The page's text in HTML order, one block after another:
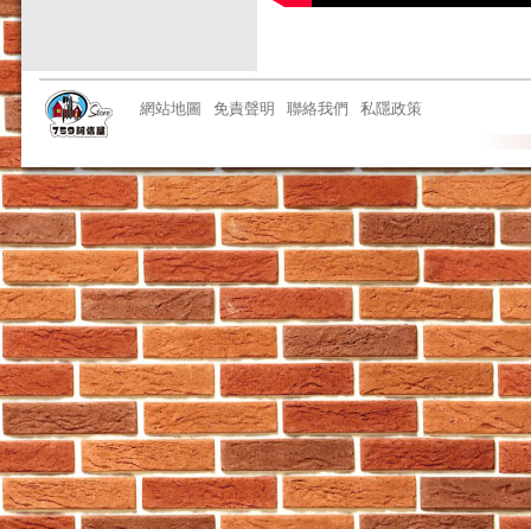
網站地圖 免責聲明 聯絡我們 私隱政策